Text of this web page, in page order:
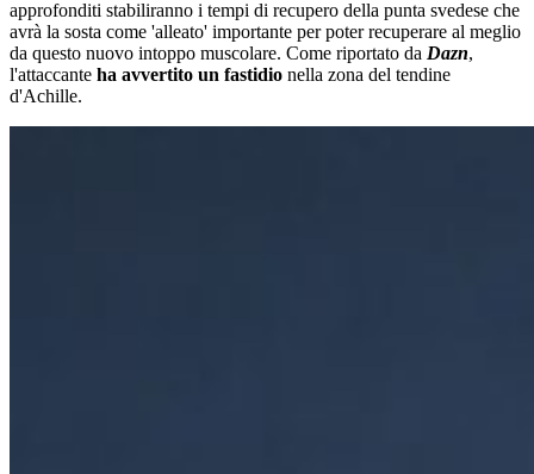
approfonditi stabiliranno i tempi di recupero della punta svedese che
avrà la sosta come 'alleato' importante per poter recuperare al meglio
da questo nuovo intoppo muscolare. Come riportato da Dazn,
l'attaccante ha avvertito un fastidio nella zona del tendine
d'Achille.